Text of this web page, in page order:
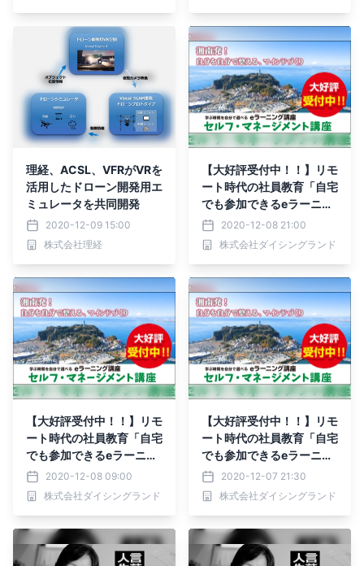
理経、ACSL、VFRがVRを
活用したドローン開発用エ
ミュレータを共同開発
2020-12-09 15:00
株式会社理経
【大好評受付中！！】リモ
ート時代の社員教育「自宅
でも参加できるeラーニン
グ」 セルフ・マネージメ
ント
2020-12-08 21:00
株式会社ダイシングランド
【大好評受付中！！】リモ
ート時代の社員教育「自宅
でも参加できるeラーニン
グ」 セルフ・マネージメ
ント
2020-12-08 09:00
株式会社ダイシングランド
【大好評受付中！！】リモ
ート時代の社員教育「自宅
でも参加できるeラーニン
グ」 セルフ・マネージメ
ント
2020-12-07 21:30
株式会社ダイシングランド